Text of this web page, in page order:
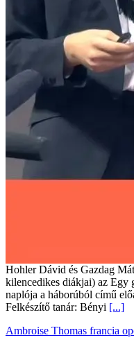
Hohler Dávid és Gazdag
kilencedikes diákjai) az Egy
naplója a háborúból című
Felkészítő tanár: Bényi [...]
Ambroise Thomas francia